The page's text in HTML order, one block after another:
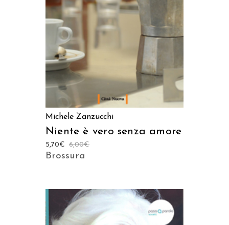
AGGIUNGI AL CARRELLO
Michele Zanzucchi
Niente è vero senza amore
6,00€
5,70€
Brossura